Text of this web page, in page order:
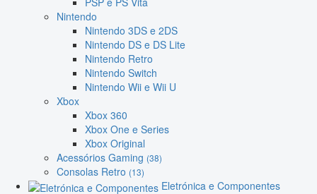
Nintendo
Nintendo 3DS e 2DS
Nintendo DS e DS Lite
Nintendo Retro
Nintendo Switch
Nintendo Wii e Wii U
Xbox
Xbox 360
Xbox One e Series
Xbox Original
Acessórios Gaming (38)
Consolas Retro (13)
Eletrónica e Componentes